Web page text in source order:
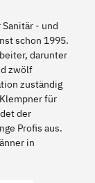
- und
schon 1995.
darunter
zwölf
zuständig
für
der
Profis aus.
in